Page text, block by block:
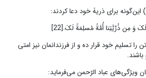
این‌گونه برای ذریۀ خود دعا کردند:
وَ مِن ذُرِّیَّتِنا أُمَّةً مُسلِمَةً لَکَ.[22]
را تسلیم خود قرار ده و از فرزندانمان نیز امتی
باشند.
ویژگی‌های عباد الرّحمن می‌فرماید: